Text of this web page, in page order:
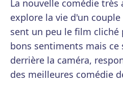
La nouvelle comédie
explore la vie d'un
sent un peu le film
bons sentiments mais
derrière la caméra,
des meilleures comédie